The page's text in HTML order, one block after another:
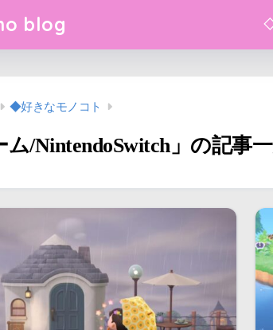
blog
◆好きなモノコト
ム/NintendoSwitch」の記事